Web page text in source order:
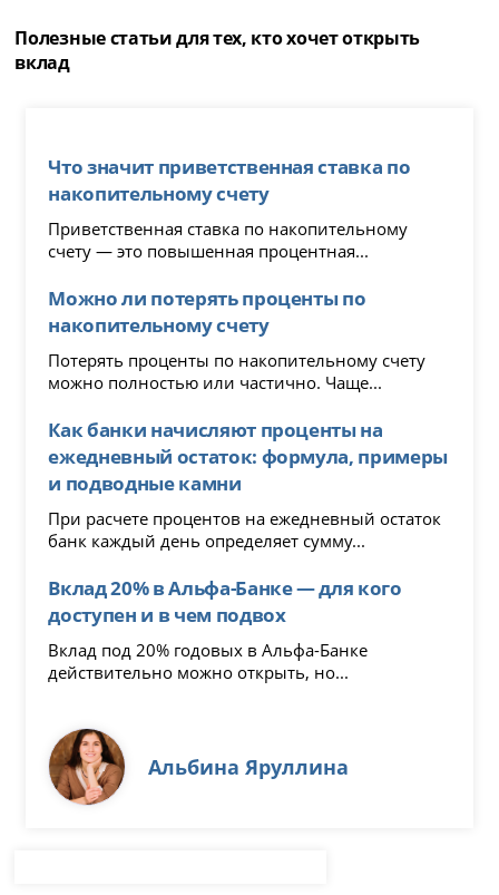
Полезные статьи для тех, кто хочет открыть
вклад
Что значит приветственная ставка по
накопительному счету
Приветственная ставка по накопительному
счету — это повышенная процентная...
Можно ли потерять проценты по
накопительному счету
Потерять проценты по накопительному счету
можно полностью или частично. Чаще...
Как банки начисляют проценты на
ежедневный остаток: формула, примеры
и подводные камни
При расчете процентов на ежедневный остаток
банк каждый день определяет сумму...
Вклад 20% в Альфа-Банке — для кого
доступен и в чем подвох
Вклад под 20% годовых в Альфа-Банке
действительно можно открыть, но...
Альбина Яруллина